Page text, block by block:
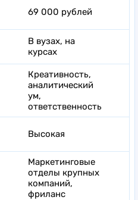
69 000 рублей
В вузах, на
курсах
Креативность,
аналитический
ум,
ответственность
Высокая
Маркетинговые
отделы крупных
компаний,
фриланс